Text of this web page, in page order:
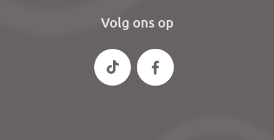
Volg ons op